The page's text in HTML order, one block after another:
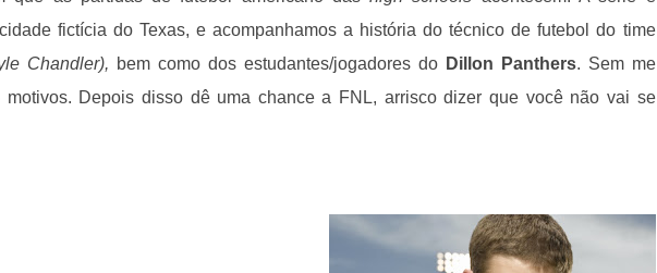
fictícia do Texas, e acompanhamos a história do técnico de futebol do time
Chandler), bem como dos estudantes/jogadores do Dillon Panthers. Sem me
motivos. Depois disso dê uma chance a FNL, arrisco dizer que você não vai se